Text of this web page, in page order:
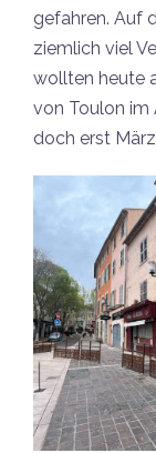
gefahren. Auf
ziemlich viel
wollten heute
von Toulon im
doch erst